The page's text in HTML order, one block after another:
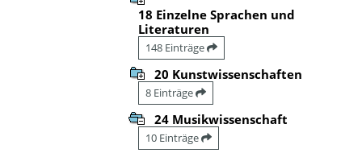
18 Einzelne Sprachen und
Literaturen
148 Einträge
20 Kunstwissenschaften
8 Einträge
24 Musikwissenschaft
10 Einträge